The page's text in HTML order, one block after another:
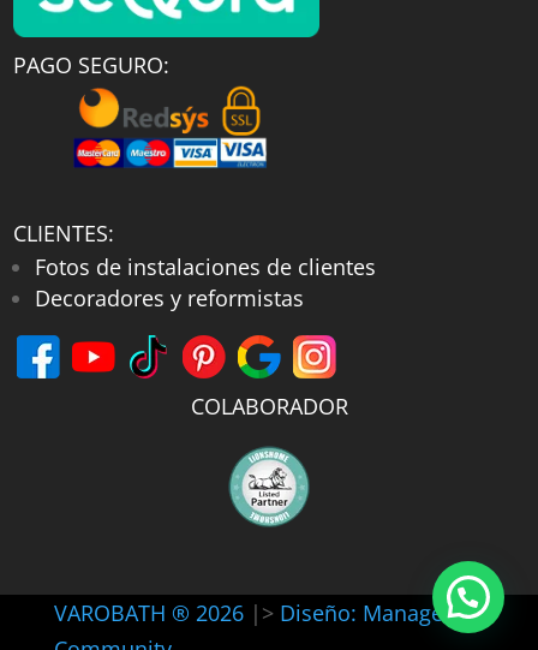
PAGO SEGURO:
CLIENTES:
Fotos de instalaciones de clientes
Decoradores y reformistas
COLABORADOR
VAROBATH ® 2026 |> Diseño: Manager-